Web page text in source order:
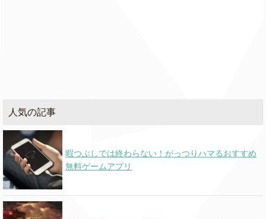
人気の記事
暇つぶしでは終わらない！がっつりハマるおすすめ
無料ゲームアプリ